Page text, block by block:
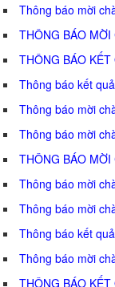
Thông báo mời
THÔNG BÁO MỜI
THÔNG BÁO
Thông báo kết
Thông báo mời
Thông báo mời
THÔNG BÁO MỜI
Thông báo mời
Thông báo mời
Thông báo kết
Thông báo mời
THÔNG BÁO